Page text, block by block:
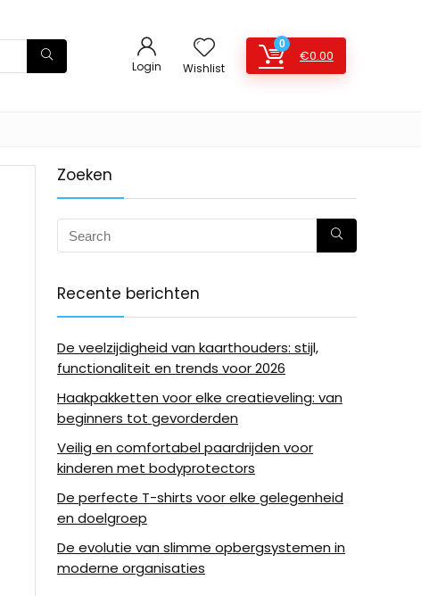
Login Wishlist
0
€0.00
Zoeken
Recente berichten
De veelzijdigheid van kaarthouders: stijl,
functionaliteit en trends voor 2026
Haakpakketten voor elke creatieveling: van
beginners tot gevorderden
Veilig en comfortabel paardrijden voor
kinderen met bodyprotectors
De perfecte T-shirts voor elke gelegenheid
en doelgroep
De evolutie van slimme opbergsystemen in
moderne organisaties